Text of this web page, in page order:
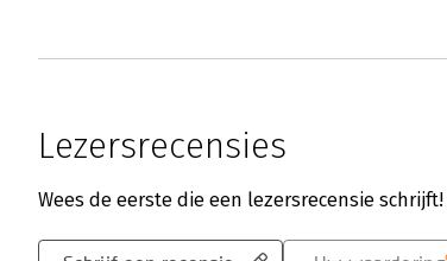
Lezersrecensies
Wees de eerste die een lezersrecensie schrijft!